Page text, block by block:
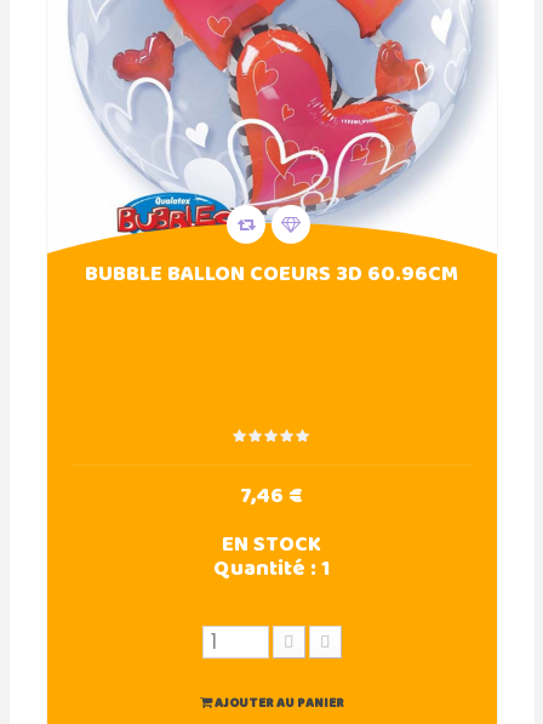
BUBBLE BALLON COEURS 3D 60.96CM
7,46 €
EN STOCK
Quantité :1
AJOUTER AU PANIER